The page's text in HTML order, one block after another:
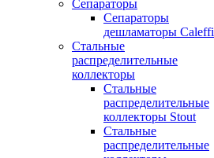
Сепараторы
Сепараторы
дешламаторы Caleffi
Стальные
распределительные
коллекторы
Стальные
распределительные
коллекторы Stout
Стальные
распределительные